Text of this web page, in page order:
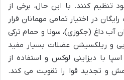
تنظیم کنند. با این حال، برخی از
در اختیار تمامی مهمانان قرار
آب داغ (جکوزی)، سونا و حمام ترکی
و ریلکسیشن عضلات بسیار مفید
با دیزاینی لوکس و استفاده از
و تجدید قوا را تقویت می کند.